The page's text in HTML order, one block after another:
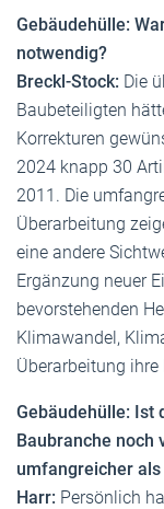
Gebäudehülle:
notwendig?
Breckl-Stock: Die
Baubeteiligten
Korrekturen
2024 knapp 30
2011. Die
Überarbeitung
eine andere
Ergänzung neuer
bevorstehenden
Klimawandel,
Überarbeitung ihre
Gebäudehülle: Ist
Baubranche noch
umfangreicher als
Harr: Persönlich